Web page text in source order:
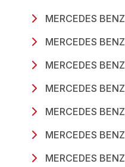
MERCEDES BENZ
MERCEDES BENZ
MERCEDES BENZ
MERCEDES BENZ
MERCEDES BENZ
MERCEDES BENZ
MERCEDES BENZ